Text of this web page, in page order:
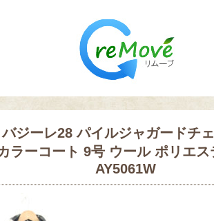
ジーレ28 パイルジャガードチ
ラーコート 9号 ウール ポリエ
AY5061W